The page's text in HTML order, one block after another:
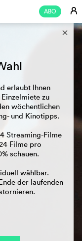
ABO E
s
erlaubt Ihnen
zu
wöchentlichen
und Kinotipps.
Streaming-Filme
Filme pro
schauen.
wählbar.
der laufenden